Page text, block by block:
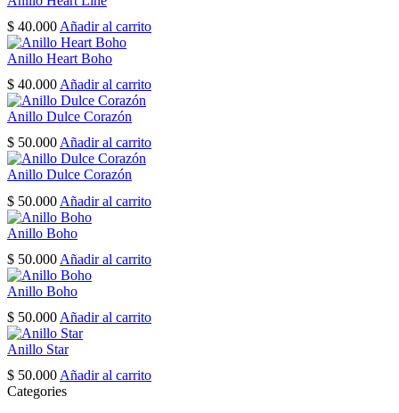
$ 40.000 Añadir al carrito
Anillo Heart Boho
$ 40.000 Añadir al carrito
Anillo Dulce Corazón
$ 50.000Añadir al carrito
Anillo Dulce Corazón
$ 50.000 Añadir al carrito
Anillo Boho
$ 50.000 Añadir al carrito
Anillo Boho
$ 50.000 Añadir al carrito
Anillo Star
$ 50.000 Añadir al carrito
Categories